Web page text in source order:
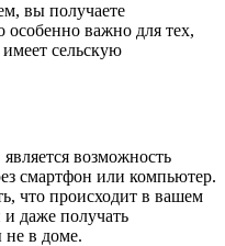
вы получаете
особенно важно для тех,
имеет сельскую
возможность
смартфон или компьютер.
что происходит в вашем
даже получать
не в доме.